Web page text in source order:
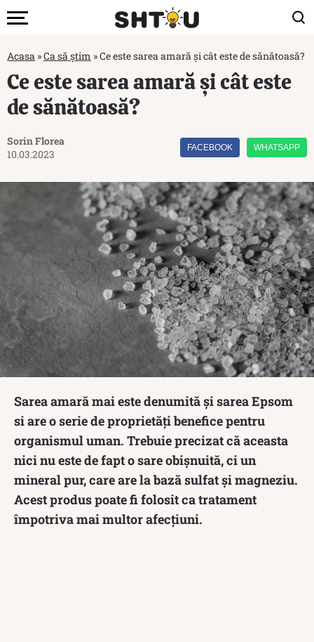
Acasa »Ca să știm »Ce este sarea amară și cât este de sănătoasă?
Ce este sarea amară și cât este
de sănătoasă?
Sorin Florea
10.03.2023
FACEBOOK WHATSAPP
Sarea amară mai este denumită și sarea Epsom
si are o serie de proprietăți benefice pentru
organismul uman. Trebuie precizat că aceasta
nici nu este de fapt o sare obișnuită, ci un
mineral pur, care are la bază sulfat și magneziu.
Acest produs poate fi folosit ca tratament
împotriva mai multor afecțiuni.